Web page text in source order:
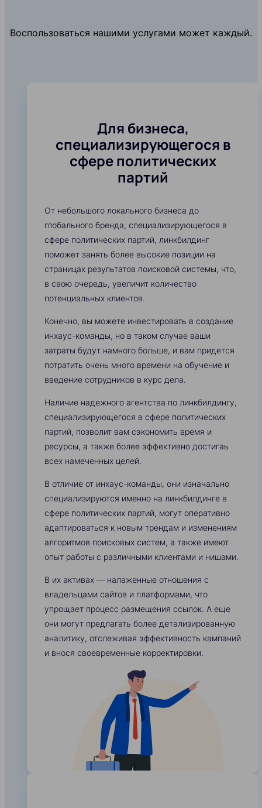
Воспользоваться нашими услугами может каждый.
Для бизнеса,
специализирующегося в
сфере политических
партий
От небольшого локального бизнеса до
глобального бренда, специализирующегося в
сфере политических партий, линкбилдинг
поможет занять более высокие позиции на
страницах результатов поисковой системы, что,
в свою очередь, увеличит количество
потенциальных клиентов.
Конечно, вы можете инвестировать в создание
инхаус-команды, но в таком случае ваши
затраты будут намного больше, и вам придется
потратить очень много времени на обучение и
введение сотрудников в курс дела.
Наличие надежного агентства по линкбилдингу,
специализирующегося в сфере политических
партий, позволит вам сэкономить время и
ресурсы, а также более эффективно достигаь
всех намеченных целей.
В отличие от инхаус-команды, они изначально
специализируются именно на линкбилдинге в
сфере политических партий, могут оперативно
адаптироваться к новым трендам и изменениям
алгоритмов поисковых систем, а также имеют
опыт работы с различными клиентами и нишами.
В их активах — налаженные отношения с
владельцами сайтов и платформами, что
упрощает процесс размещения ссылок. А еще
они могут предлагать более детализированную
аналитику, отслеживая эффективность кампаний
и внося своевременные корректировки.